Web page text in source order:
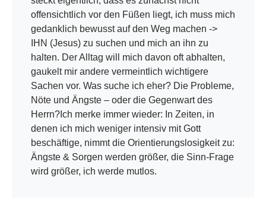
offensichtlich vor den Füßen liegt, ich muss mich
gedanklich bewusst auf den Weg machen ->
IHN (Jesus) zu suchen und mich an ihn zu
halten. Der Alltag will mich davon oft abhalten,
gaukelt mir andere vermeintlich wichtigere
Sachen vor. Was suche ich eher? Die Probleme,
Nöte und Ängste – oder die Gegenwart des
Herrn?Ich merke immer wieder: In Zeiten, in
denen ich mich weniger intensiv mit Gott
beschäftige, nimmt die Orientierungslosigkeit zu:
Ängste & Sorgen werden größer, die Sinn-Frage
wird größer, ich werde mutlos.